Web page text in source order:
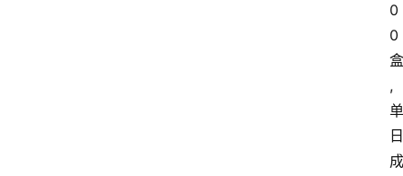
0
0
盒
,
单
日
成